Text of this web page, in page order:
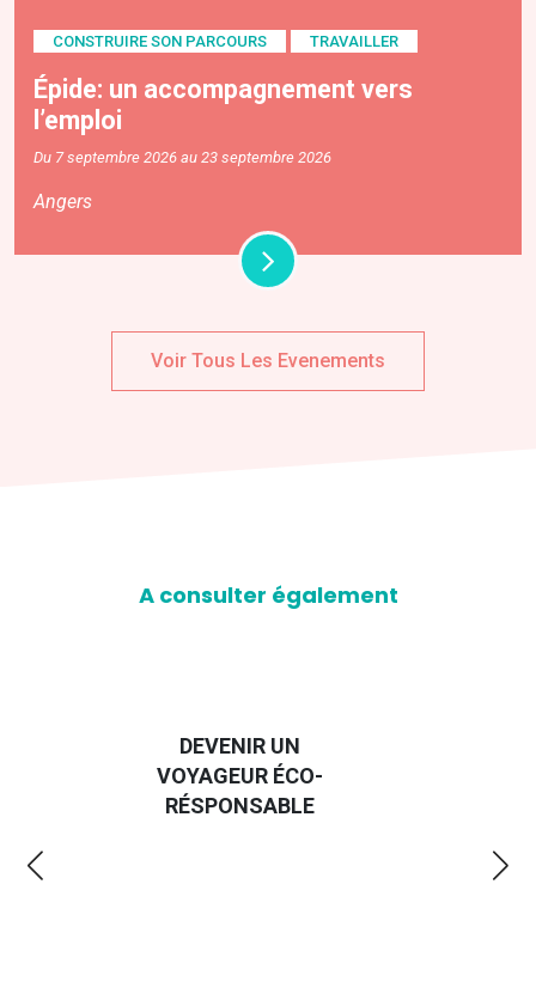
CONSTRUIRE SON PARCOURS TRAVAILLER
Épide: un accompagnement vers
l’emploi
Du 7 septembre 2026 au 23 septembre 2026
Angers
Voir Tous Les Evenements
A consulter également
DEVENIR UN
VOYAGEUR ÉCO-
RÉSPONSABLE